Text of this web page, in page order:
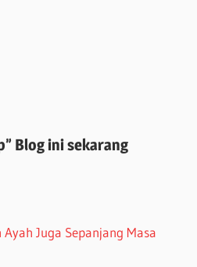
Blog ini sekarang
Ayah Juga Sepanjang Masa